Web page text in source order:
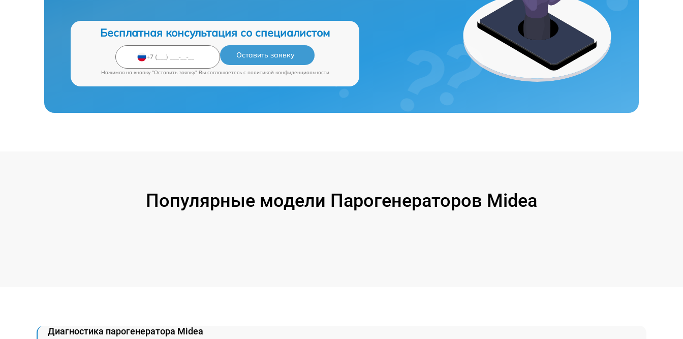
Бесплатная консультация со специалистом
Оставить заявку
Нажимая на кнопку "Оставить заявку" Вы соглашаетесь c политикой конфиденциальности
Популярные модели Парогенераторов Midea
Диагностика парогенератора Midea